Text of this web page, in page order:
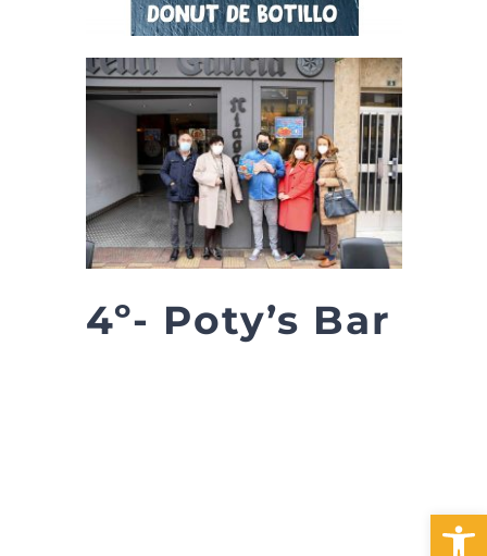
Abrir
4º- Poty’s Bar